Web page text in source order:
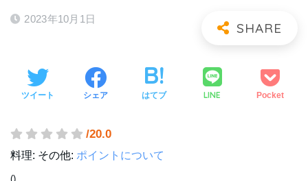
2023年10月1日
ツイート シェア はてブ LINE Pocket
/20.0
料理: その他: ポイントについて
()